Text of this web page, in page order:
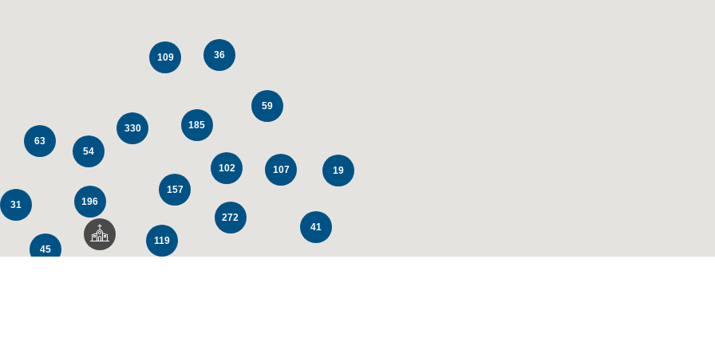
109
41
196
63
330
36
272
157
185
45
119
59
107
31
19
102
54